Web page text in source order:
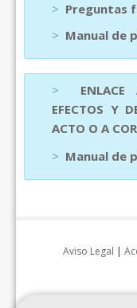
> Preguntas
> Manual de
>
EFECTOS Y
ACTO O A
> Manual de
Aviso Legal |